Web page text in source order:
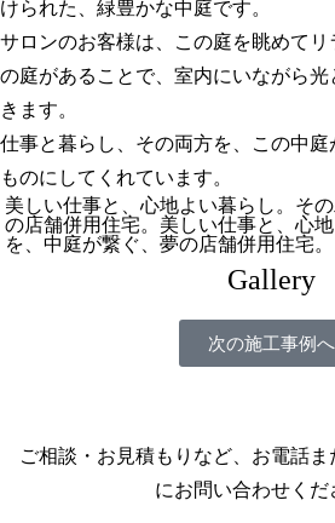
けられた、緑豊かな中庭です。
サロンのお客様は、この庭を眺めてリ
の庭があることで、室内にいながら
きます。
仕事と暮らし、その両方を、この中
ものにしてくれています。
美しい仕事と、心地よい暮らし。そ
の店舗併用住宅。美しい仕事と、心
を、中庭が繋ぐ、夢の店舗併用住宅。
Gallery
次の施工事例へ
ご相談・お見積もりなど、お電話
にお問い合わせくだ